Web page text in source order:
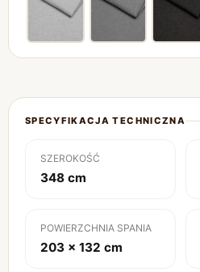
SPECYFIKACJA TECHNICZNA
SZEROKOŚĆ
348 cm
POWIERZCHNIA SPANIA
203 x 132 cm